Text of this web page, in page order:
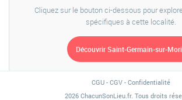
Cliquez sur le bouton ci-dessous pour
spécifiques à cette localité.
CGU- CGV- Confidentialité
2026 ChacunSonLieu.fr. Tous droits